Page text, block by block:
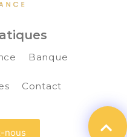
Banque
Contact
nous